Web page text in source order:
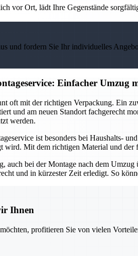
vor Ort, lädt Ihre Gegenstände
und fordern Sie Ihr individuelles
Einfacher Umzug
oft mit der richtigen Verpackung. Ein
und am neuen Standort fachgerecht
werden.
ist besonders bei Haushalts-
wird. Mit dem richtigen Material und
auch bei der Montage nach dem
und in kürzester Zeit erledigt. So
Ihnen
profitieren Sie von vielen